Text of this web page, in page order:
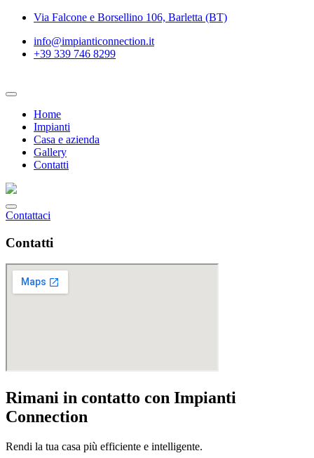
contenuto
Via Falcone e Borsellino 106, Barletta (BT)
info@impianticonnection.it
+39 339 746 8299
Home
Impianti
Casa e azienda
Gallery
Contatti
Contattaci
Contatti
Rimani in contatto con Impianti
Connection
Rendi la tua casa più efficiente e intelligente.